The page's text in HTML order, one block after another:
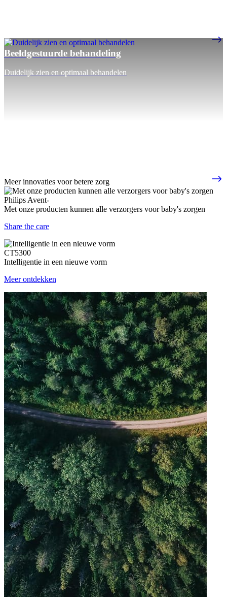
Beeldgestuurde behandeling
Duidelijk zien en optimaal behandelen
Meer innovaties voor betere zorg
Philips Avent-
Met onze producten kunnen alle verzorgers voor baby's zorgen
Share the care
CT5300
Intelligentie in een nieuwe vorm
Meer ontdekken